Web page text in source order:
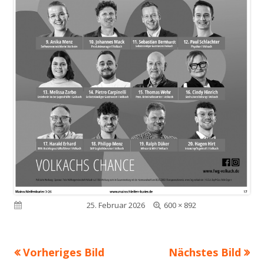
Veröffentlicht am25. Februar 2026
Volle
600 × 892
Vorheriges Bild Nächstes Bild